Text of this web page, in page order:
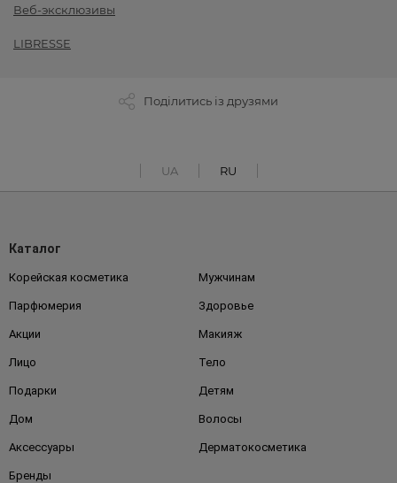
Веб-эксклюзивы
LIBRESSE
Поділитись із друзями
UA RU
Каталог
Корейская косметика Мужчинам
Парфюмерия Здоровье
Акции Макияж
Лицо Тело
Подарки Детям
Дом Волосы
Аксессуары Дерматокосметика
Бренды